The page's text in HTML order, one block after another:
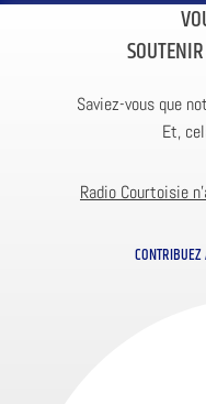
Saviez-vous que
Et,
Radio Courtoisie